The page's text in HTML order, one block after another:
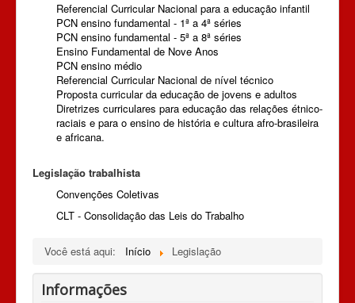
Referencial Curricular Nacional para a educação infantil
PCN ensino fundamental - 1ª a 4ª séries
PCN ensino fundamental - 5ª a 8ª séries
Ensino Fundamental de Nove Anos
PCN ensino médio
Referencial Curricular Nacional de nível técnico
Proposta curricular da educação de jovens e adultos
Diretrizes curriculares para educação das relações étnico-
raciais e para o ensino de história e cultura afro-brasileira
e africana.
Legislação trabalhista
Convenções Coletivas
CLT - Consolidação das Leis do Trabalho
Você está aqui: Início Legislação
Informações